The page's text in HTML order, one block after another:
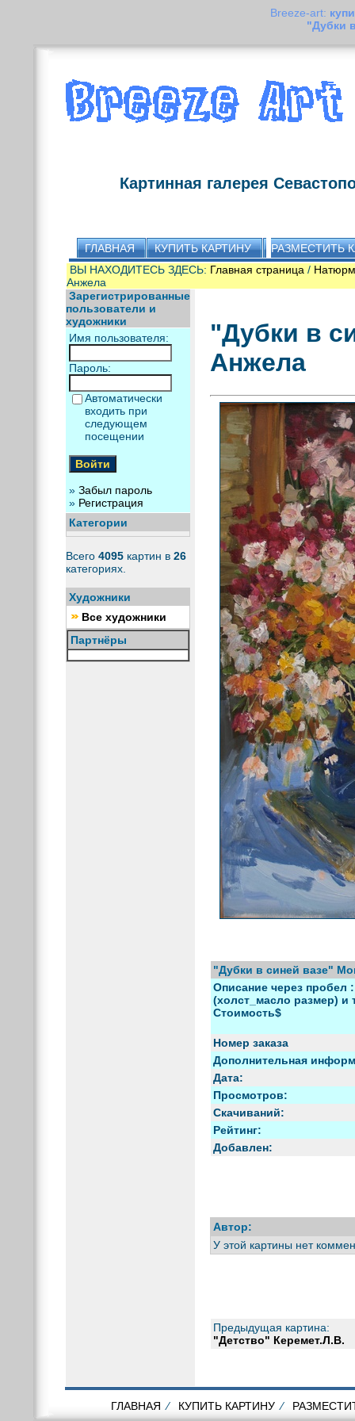
Breeze-art:
"Дубки
Картинная галерея
ГЛАВНАЯ КУПИТЬ КАРТИНУ
РАЗМЕСТИТЬ
ВЫ НАХОДИТЕСЬ ЗДЕСЬ: Главная страница /
Анжела
Зарегистрированные
пользователи и
художники
Имя пользователя:
Пароль:
Автоматически
входить при
следующем
посещении
» Забыл пароль
» Регистрация
Категории
Всего 4095 картин в 26
категориях.
Художники
Все художники
Партнёры
"Дубки в
Анжела
"Дубки в синей вазе"
Описание через пробел :
(холст_масло размер) и
Стоимость$
Номер заказа
Дополнительная
Дата:
Просмотров:
Скачиваний:
Рейтинг:
Добавлен:
Автор:
У этой картины нет
Предыдущая картина:
"Детство" Керемет.Л.В.
ГЛАВНАЯ ⁄ КУПИТЬ КАРТИНУ ⁄